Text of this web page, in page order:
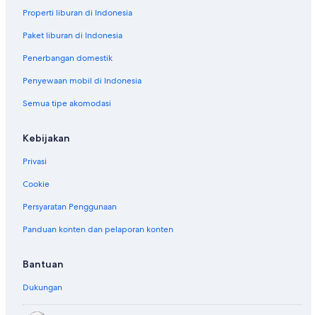
Properti liburan di Indonesia
Paket liburan di Indonesia
Penerbangan domestik
Penyewaan mobil di Indonesia
Semua tipe akomodasi
Kebijakan
Privasi
Cookie
Persyaratan Penggunaan
Panduan konten dan pelaporan konten
Bantuan
Dukungan